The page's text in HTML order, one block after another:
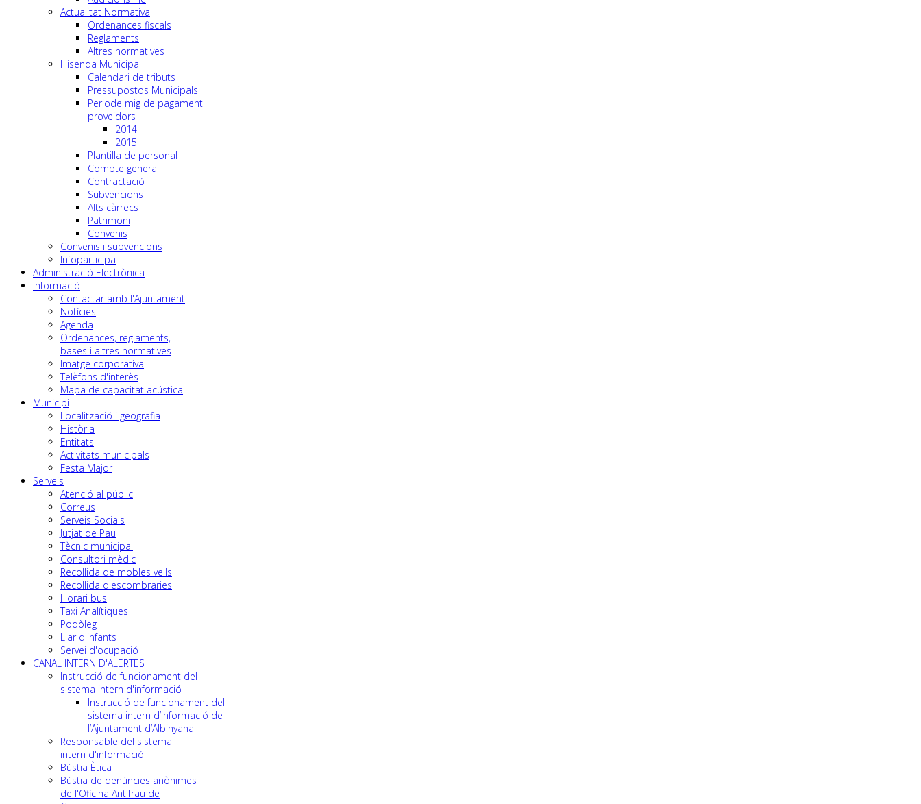
Actualitat Normativa
Ordenances fiscals
Reglaments
Altres normatives
Hisenda Municipal
Calendari de tributs
Pressupostos Municipals
Periode mig de pagament
proveidors
2014
2015
Plantilla de personal
Compte general
Contractació
Subvencions
Alts càrrecs
Patrimoni
Convenis
Convenis i subvencions
Infoparticipa
Administració Electrònica
Informació
Contactar amb l'Ajuntament
Notícies
Agenda
Ordenances, reglaments,
bases i altres normatives
Imatge corporativa
Telèfons d'interès
Mapa de capacitat acústica
Municipi
Localització i geografia
Història
Entitats
Activitats municipals
Festa Major
Serveis
Atenció al públic
Correus
Serveis Socials
Jutjat de Pau
Tècnic municipal
Consultori mèdic
Recollida de mobles vells
Recollida d'escombraries
Horari bus
Taxi Analítiques
Podòleg
Llar d'infants
Servei d'ocupació
CANAL INTERN D'ALERTES
Instrucció de funcionament del
sistema intern d'informació
Instrucció de funcionament del
sistema intern d’informació de
l’Ajuntament d’Albinyana
Responsable del sistema
intern d'informació
Bústia Ètica
Bústia de denúncies anònimes
de l'Oficina Antifrau de